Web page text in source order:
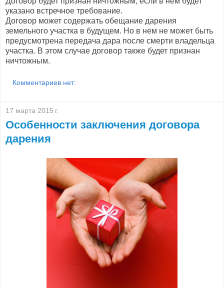
указано встречное требование.
Договор может содержать обещание дарения
земельного участка в будущем. Но в нем не может быть
предусмотрена передача дара после смерти владельца
участка. В этом случае договор также будет признан
ничтожным.
Комментариев нет:
17 марта 2015 г.
Особенности заключения договора
дарения